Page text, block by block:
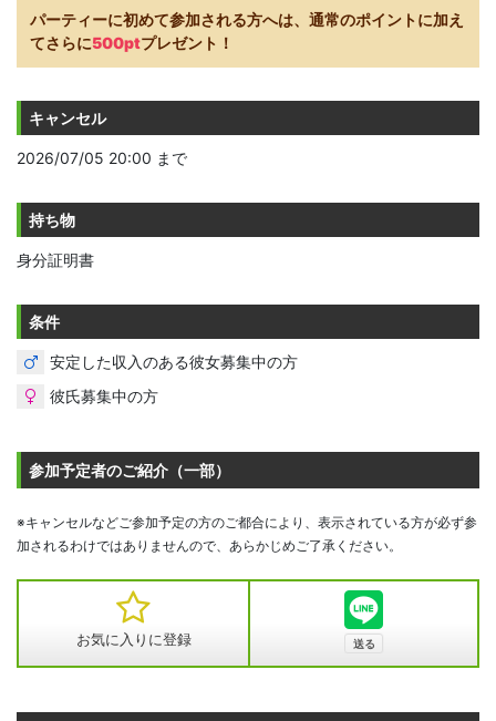
パーティーに初めて参加される方へは、通常のポイントに加え
てさらに500ptプレゼント！
キャンセル
2026/07/05 20:00 まで
持ち物
身分証明書
条件
安定した収入のある彼女募集中の方
彼氏募集中の方
参加予定者のご紹介（一部）
※キャンセルなどご参加予定の方のご都合により、表示されている方が必ず参
加されるわけではありませんので、あらかじめご了承ください。
お気に入りに登録